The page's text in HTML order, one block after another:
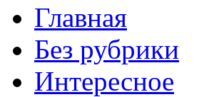
Главная
Без рубрики
Интересное